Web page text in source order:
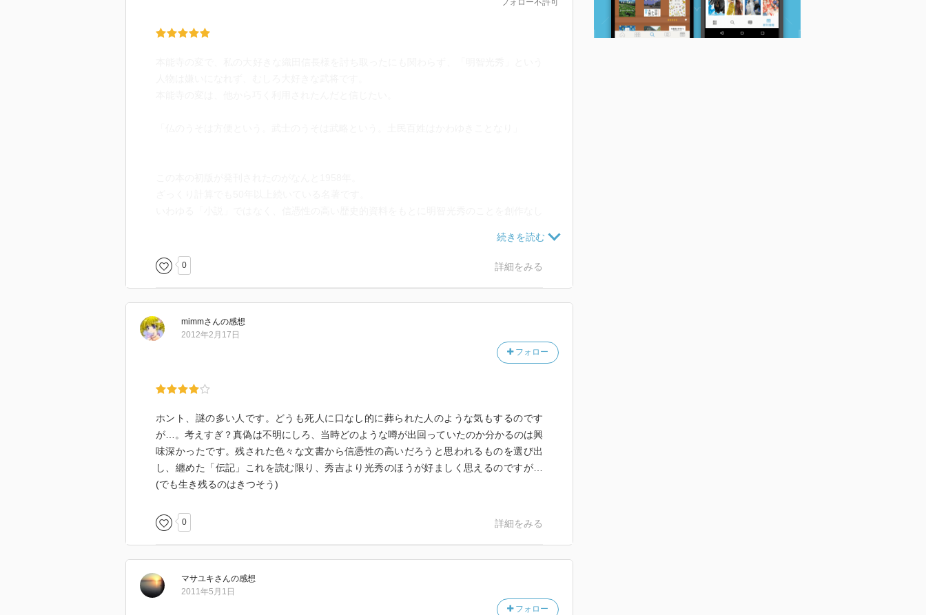
フォロー不許可
歴史は勝者によって書きかえられてゆく…
何が光秀に、本能寺の変を決断させたのだろうか…信長を倒した後に光秀が作ろうとして
いた社会はどのようなものだったのだろうか。
0 詳細をみる
mimmさんの感想
フォロー
2012年2月17日
ホント、謎の多い人です。どうも死人に口なし的に葬られた人のような気もするのです
が…。考えすぎ？真偽は不明にしろ、当時どのような噂が出回っていたのか分かるのは興
味深かったです。残された色々な文書から信憑性の高いだろうと思われるものを選び出
し、纏めた「伝記」これを読む限り、秀吉より光秀のほうが好ましく思えるのですが…
(でも生き残るのはきつそう)
0 詳細をみる
マサユキさんの感想
フォロー
2011年5月1日